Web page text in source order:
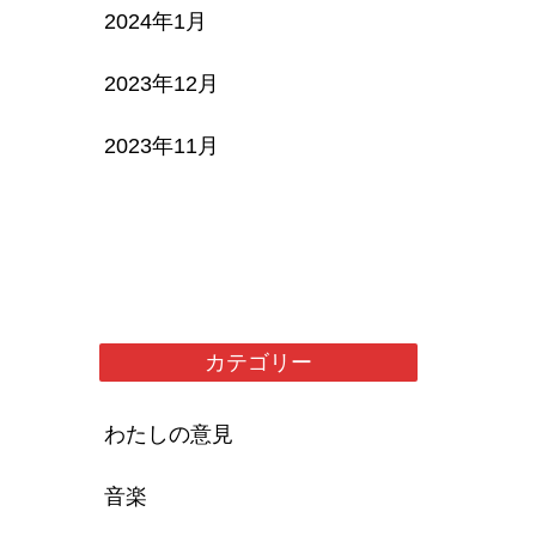
2024年1月
2023年12月
2023年11月
カテゴリー
わたしの意見
音楽